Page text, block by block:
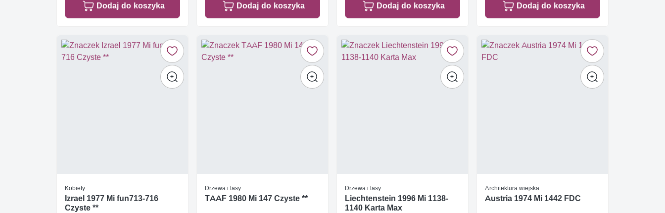
Dodaj do koszyka Dodaj do koszyka Dodaj do koszyka Dodaj do koszyka
Kobiety
Izrael 1977 Mi fun713-716
Czyste **
Drzewa i lasy
TAAF 1980 Mi 147 Czyste **
Drzewa i lasy
Liechtenstein 1996 Mi 1138-
1140 Karta Max
Architektura wiejska
Austria 1974 Mi 1442 FDC